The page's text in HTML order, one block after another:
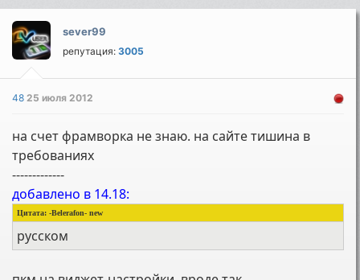
sever99
репутация:3005
4825 июля 2012
на счет фрамворка не знаю. на сайте тишина в
требованиях
-------------
добавлено в 14.18:
Цитата: -Belerafon- new
русском